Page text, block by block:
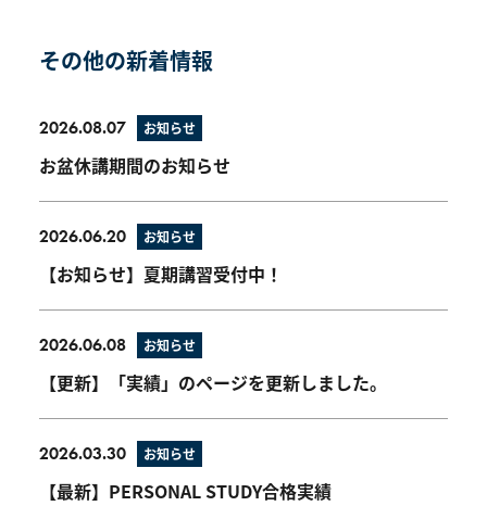
その他の新着情報
2026.08.07 お知らせ
お盆休講期間のお知らせ
2026.06.20 お知らせ
【お知らせ】夏期講習受付中！
2026.06.08 お知らせ
【更新】「実績」のページを更新しました。
2026.03.30 お知らせ
【最新】PERSONAL STUDY合格実績